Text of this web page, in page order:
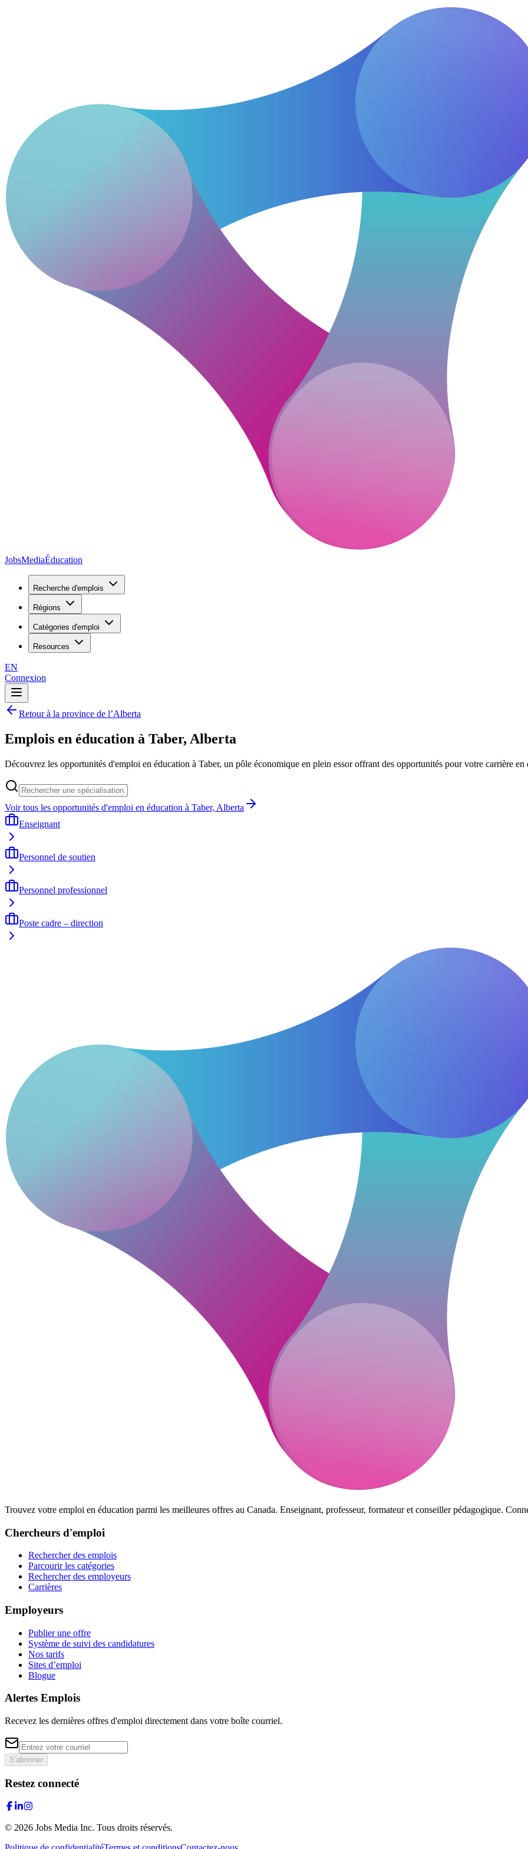
JobsMediaÉducation
Recherche d'emplois
Régions
Catégories d'emploi
Resources
EN
Connexion
Retour à la province de l’Alberta
Emplois en éducation à Taber, Alberta
Découvrez les opportunités d'emploi en éducation à Taber, un pôle économique en plein essor offrant des opportunités pour votre carrière en
Voir tous les opportunités d'emploi en éducation à Taber, Alberta
Enseignant
Personnel de soutien
Personnel professionnel
Poste cadre – direction
Trouvez votre emploi en éducation parmi les meilleures offres au Canada. Enseignant, professeur, formateur et conseiller pédagogique.
Chercheurs d'emploi
Rechercher des emplois
Parcourir les catégories
Rechercher des employeurs
Carrières
Employeurs
Publier une offre
Système de suivi des candidatures
Nos tarifs
Sites d’emploi
Blogue
Alertes Emplois
Recevez les dernières offres d'emploi directement dans votre boîte courriel.
S'abonner
Restez connecté
© 2026 Jobs Media Inc. Tous droits réservés.